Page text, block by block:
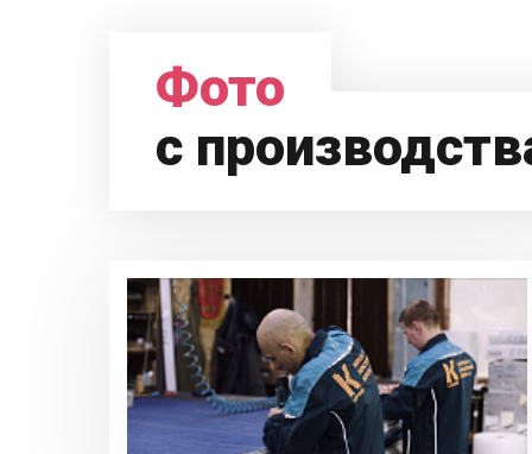
Фото
с